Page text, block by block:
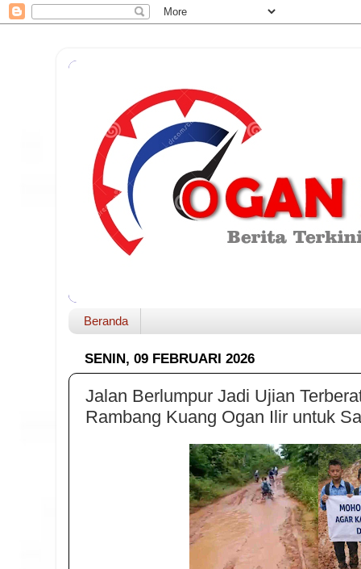
Beranda
SENIN, 09 FEBRUARI 2026
Jalan Berlumpur Jadi Ujian
Rambang Kuang Ogan Ilir untuk